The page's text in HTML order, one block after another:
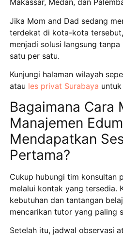
Makassar, Medan, dan
Jika Mom and Dad sedang
terdekat di kota-kota
menjadi solusi langsung
satu per satu.
Kunjungi halaman wilayah
atau les privat Surabaya
Bagaimana Cara
Manajemen
Mendapatkan
Pertama?
Cukup hubungi tim konsultan
melalui kontak yang tersedia.
kebutuhan dan tantangan
mencarikan tutor yang paling
Setelah itu, jadwal observasi